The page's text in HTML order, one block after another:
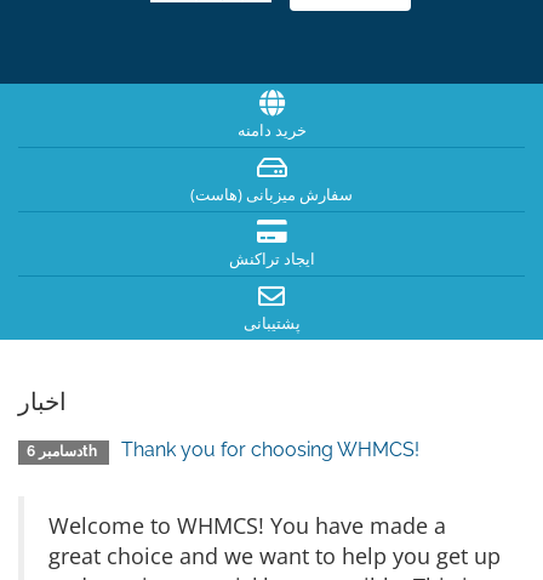
خرید دامنه
سفارش میزبانی (هاست)
ایجاد تراکنش
پشتیبانی
اخبار
دسامبر 6th Thank you for choosing WHMCS!
Welcome to WHMCS! You have made a
great choice and we want to help you get up